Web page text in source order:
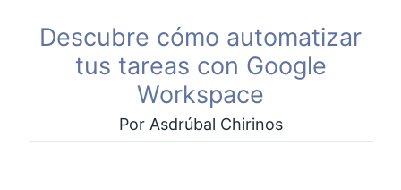
Descubre cómo automatizar
tus tareas con Google
Workspace
Por Asdrúbal Chirinos